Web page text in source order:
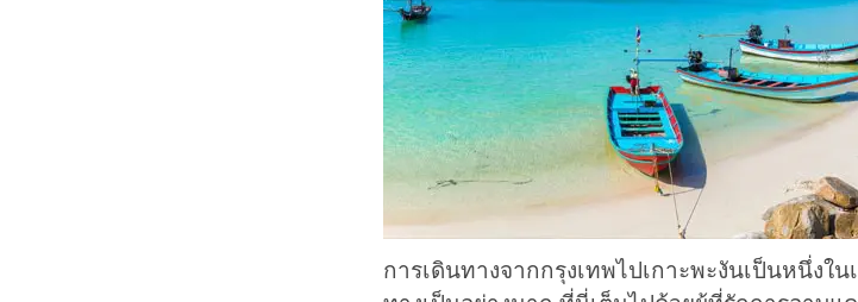
การเดินทางจากกรุงเทพไปเกาะพะงันเป็นหนึ่ง